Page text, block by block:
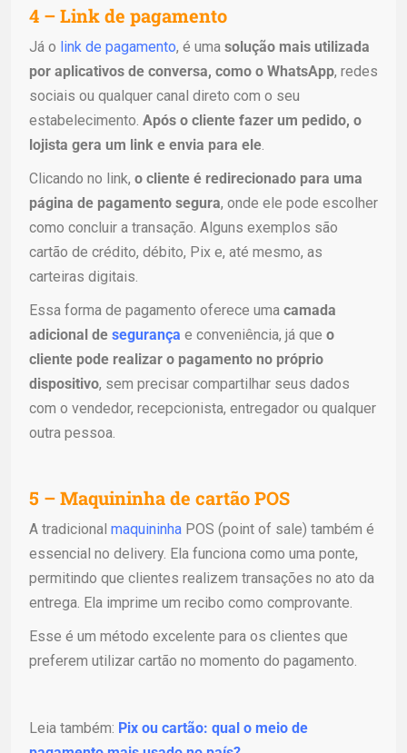
4 – Link de pagamento
Já o link de pagamento, é uma solução mais utilizada
por aplicativos de conversa, como o WhatsApp, redes
sociais ou qualquer canal direto com o seu
estabelecimento. Após o cliente fazer um pedido, o
lojista gera um link e envia para ele.
Clicando no link, o cliente é redirecionado para uma
página de pagamento segura, onde ele pode escolher
como concluir a transação. Alguns exemplos são
cartão de crédito, débito, Pix e, até mesmo, as
carteiras digitais.
Essa forma de pagamento oferece uma camada
adicional de segurança e conveniência, já que o
cliente pode realizar o pagamento no próprio
dispositivo, sem precisar compartilhar seus dados
com o vendedor, recepcionista, entregador ou qualquer
outra pessoa.
5 – Maquininha de cartão POS
A tradicional maquininha POS (point of sale) também é
essencial no delivery. Ela funciona como uma ponte,
permitindo que clientes realizem transações no ato da
entrega. Ela imprime um recibo como comprovante.
Esse é um método excelente para os clientes que
preferem utilizar cartão no momento do pagamento.
Leia também: Pix ou cartão: qual o meio de